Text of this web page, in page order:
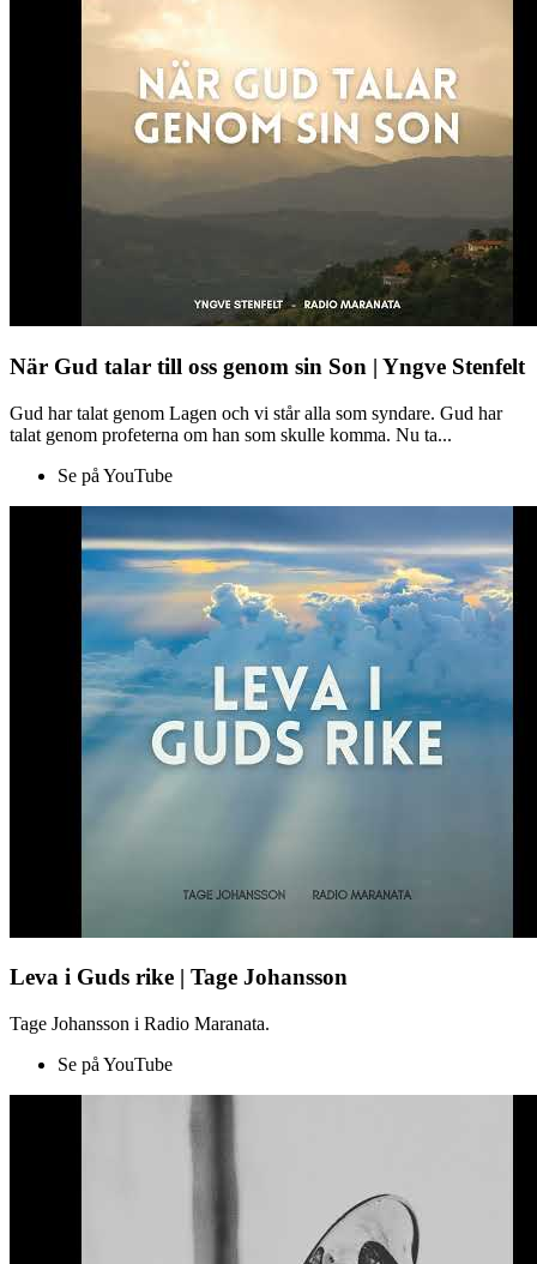
När Gud talar till oss genom sin Son | Yngve Stenfelt
Gud har talat genom Lagen och vi står alla som syndare. Gud har
talat genom profeterna om han som skulle komma. Nu ta...
Se på YouTube
Leva i Guds rike | Tage Johansson
Tage Johansson i Radio Maranata.
Se på YouTube